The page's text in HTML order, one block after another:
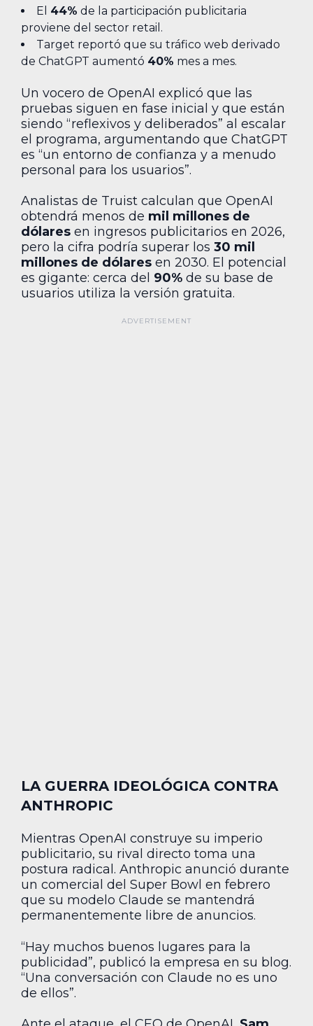
El 44% de la participación publicitaria
proviene del sector retail.
Target reportó que su tráfico web derivado
de ChatGPT aumentó 40% mes a mes.
Un vocero de OpenAI explicó que las
pruebas siguen en fase inicial y que están
siendo “reflexivos y deliberados” al escalar
el programa, argumentando que ChatGPT
es “un entorno de confianza y a menudo
personal para los usuarios”.
Analistas de Truist calculan que OpenAI
obtendrá menos de mil millones de
dólares en ingresos publicitarios en 2026,
pero la cifra podría superar los 30 mil
millones de dólares en 2030. El potencial
es gigante: cerca del 90% de su base de
usuarios utiliza la versión gratuita.
LA GUERRA IDEOLÓGICA CONTRA
ANTHROPIC
Mientras OpenAI construye su imperio
publicitario, su rival directo toma una
postura radical. Anthropic anunció durante
un comercial del Super Bowl en febrero
que su modelo Claude se mantendrá
permanentemente libre de anuncios.
“Hay muchos buenos lugares para la
publicidad”, publicó la empresa en su blog.
“Una conversación con Claude no es uno
de ellos”.